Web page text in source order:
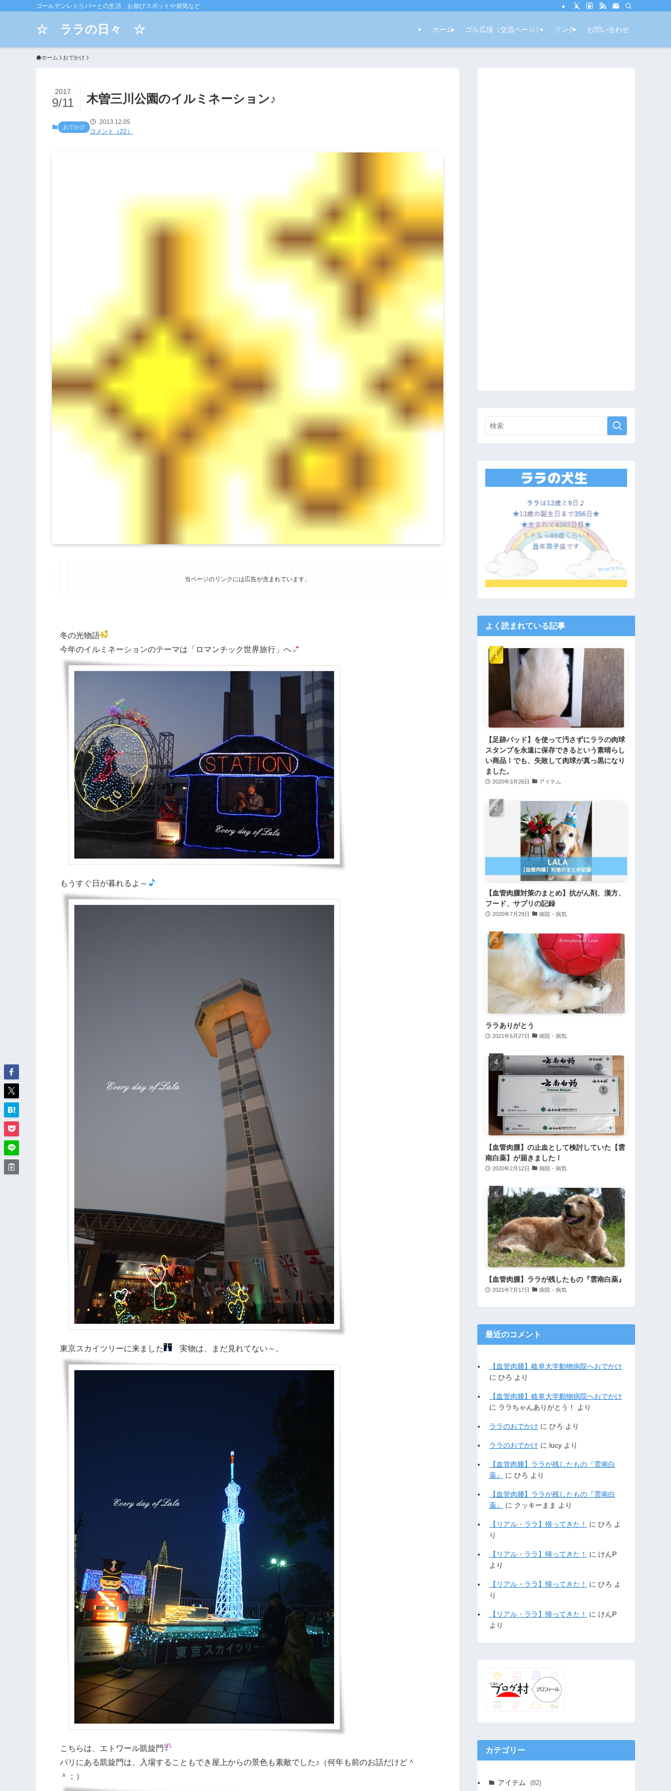
ゴールデンレトリバーとの生活 お遊びスポットや病気など
☆ ララの日々 ☆ ホーム ゴル広場（交流ページ） リンク お問い合わせ
ホーム おでかけ
木曽三川公園のイルミネーション♪
2017
9/11
おでかけ
2013.12.05
コメント（22）
当ページのリンクには広告が含まれています。
冬の光物語
今年のイルミネーションのテーマは「ロマンチック世界旅行」へ
もうすぐ日が暮れるよ～
東京スカイツリーに来ました 実物は、まだ見れてない～。
こちらは、エトワール凱旋門
パリにある凱旋門は、入場することもでき屋上からの景色も素敵でした♪（何年も前のお話だけど＾
＾；）
よく読まれている記事
【足跡パッド】を使って汚さずにララの肉球
スタンプを永遠に保存できるという素晴らし
い商品！でも、失敗して肉球が真っ黒になり
ました。
2020年3月26日 アイテム
【血管肉腫対策のまとめ】抗がん剤、漢方、
フード、サプリの記録
2020年7月29日 病院・病気
ララありがとう
2021年6月27日 病院・病気
【血管肉腫】の止血として検討していた【雲
南白薬】が届きました！
2020年2月12日 病院・病気
【血管肉腫】ララが残したもの『雲南白薬』
2021年7月17日 病院・病気
最近のコメント
【血管肉腫】岐阜大学動物病院へおでかけ
に ひろ より
【血管肉腫】岐阜大学動物病院へおでかけ
に ララちゃんありがとう！ より
ララのおでかけ に ひろ より
ララのおでかけ に lucy より
【血管肉腫】ララが残したもの『雲南白
薬』
に ひろ より
【血管肉腫】ララが残したもの『雲南白
薬』
に クッキーまま より
【リアル・ララ】帰ってきた！ に ひろ よ
り
【リアル・ララ】帰ってきた！ に けんP
より
【リアル・ララ】帰ってきた！ に ひろ よ
り
【リアル・ララ】帰ってきた！ に けんP
より
カテゴリー
アイテム (82)